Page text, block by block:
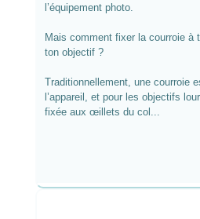
l’équipement photo.
Mais comment fixer la courroie à
ton objectif ?
Traditionnellement, une courroie
l’appareil, et pour les objectifs
fixée aux œillets du col...